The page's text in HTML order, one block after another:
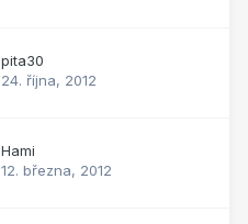
pita30
24. října, 2012
Hami
12. března, 2012